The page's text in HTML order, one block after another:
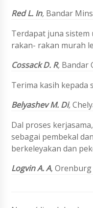
Red L. In, Bandar
Terdapat juna sistem
rakan- rakan murah
Cossack D. R, Bandar
Terima kasih
Belyashev M. Di,
Dal proses
sebagai pembekal
berkeleyakan dan
Logvin A. A, Orenburg